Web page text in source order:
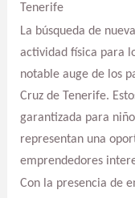
Tenerife
La búsqueda de
actividad física para
notable auge de los
Cruz de Tenerife.
garantizada para
representan una
emprendedores
Con la presencia de